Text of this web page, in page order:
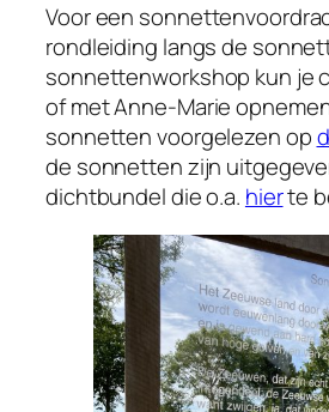
Voor een
rondleiding langs de
sonnettenworkshop kun je
of met Anne-Marie
sonnetten voorgelezen op
de sonnetten zijn
dichtbundel die o.a. hierte